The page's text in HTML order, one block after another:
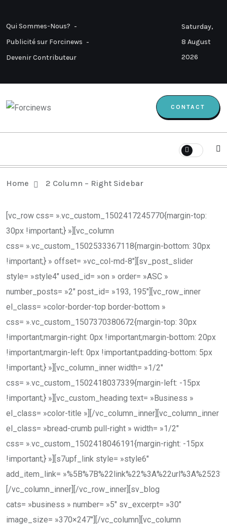
Qui Sommes-Nous?
Publicité sur Forcinews
Devenir Contributeur
Saturday,
8 August
2026
CONTACT
Home 2 Column – Right Sidebar
[vc_row css= ».vc_custom_1502417245770{margin-top:
30px !important;} »][vc_column
css= ».vc_custom_1502533367118{margin-bottom: 30px
!important;} » offset= »vc_col-md-8″][sv_post_slider
style= »style4″ used_id= »on » order= »ASC »
number_posts= »2″ post_id= »193, 195″][vc_row_inner
el_class= »color-border-top border-bottom »
css= ».vc_custom_1507370380672{margin-top: 30px
!important;margin-right: 0px !important;margin-bottom: 20px
!important;margin-left: 0px !important;padding-bottom: 5px
!important;} »][vc_column_inner width= »1/2″
css= ».vc_custom_1502418037339{margin-left: -15px
!important;} »][vc_custom_heading text= »Business »
el_class= »color-title »][/vc_column_inner][vc_column_inner
el_class= »bread-crumb pull-right » width= »1/2″
css= ».vc_custom_1502418046191{margin-right: -15px
!important;} »][s7upf_link style= »style6″
add_item_link=
[/vc_column_inner][/vc_row_inner][sv_blog
cats= »business » number= »5″ sv_excerpt= »30″
image_size= »370×247″][/vc_column][vc_column